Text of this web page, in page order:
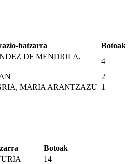
batzarra
Botoak
DE MENDIOLA,
4
2
MARIA ARANTZAZU 1
Botoak
14